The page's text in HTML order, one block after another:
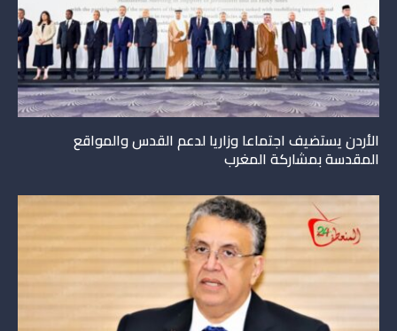
الأردن يستضيف اجتماعا وزاريا لدعم القدس والمواقع
المقدسة بمشاركة المغرب